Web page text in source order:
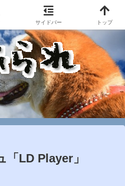
LD Player」
サイドバー トップ